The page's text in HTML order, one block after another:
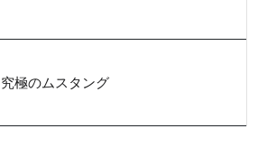
究極のムスタング